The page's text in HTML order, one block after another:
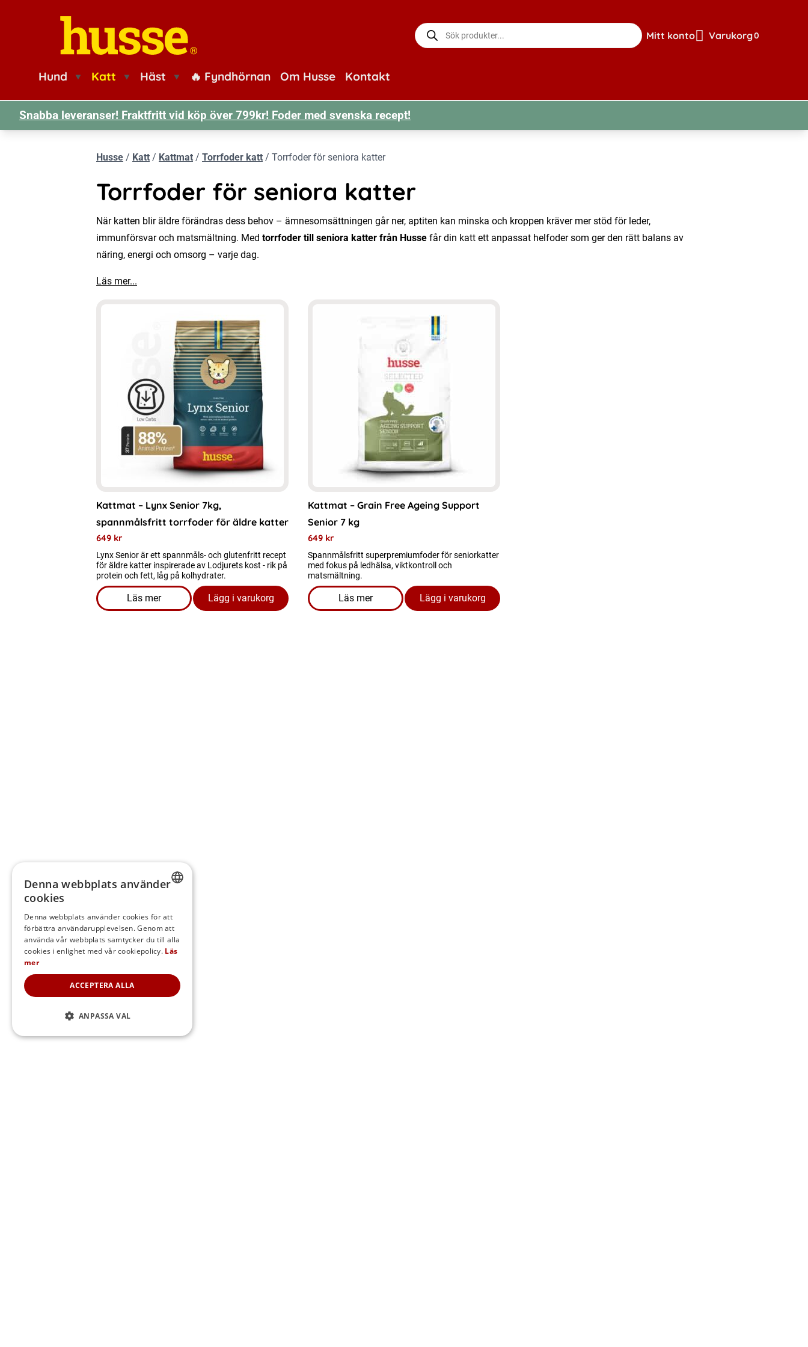
Husse logotyp
Produktsökning
Gå till sidan för mitt konto
Mitt konto
Visa din
Varukorg0
Hund Katt Häst 🔥 Fyndhörnan Om Husse Kontakt
Snabba leveranser! Fraktfritt vid köp över 799kr! Foder med svenska recept!
Husse / Katt / Kattmat / Torrfoder katt / Torrfoder för seniora katter
Torrfoder för seniora katter
När katten blir äldre förändras dess behov – ämnesomsättningen går ner, aptiten kan minska och kroppen kräver mer stöd för leder,
immunförsvar och matsmältning. Med torrfoder till seniora katter från Husse får din katt ett anpassat helfoder som ger den rätt balans av
näring, energi och omsorg – varje dag.
Läs mer...
Kattmat – Lynx Senior 7kg,
spannmålsfritt torrfoder för äldre katter
649 kr
Lynx Senior är ett spannmåls- och glutenfritt recept
för äldre katter inspirerade av Lodjurets kost - rik på
protein och fett, låg på kolhydrater.
Läs mer
om produkten Kattmat - Lynx Senior 7kg, spannmålsfritt torrfoder för äldre katter
Lägg i varukorg
Kattmat – Grain Free Ageing Support
Senior 7 kg
649 kr
Spannmålsfritt superpremiumfoder för seniorkatter
med fokus på ledhälsa, viktkontroll och
matsmältning.
Läs mer
om produkten Kattmat - Grain Free Ageing Support Senior 7 kg
Lägg i varukorg
FINNISH
DANISH
Denna webbplats använder
cookies
Denna webbplats använder cookies för att
förbättra användarupplevelsen. Genom att
använda vår webbplats samtycker du till alla
cookies i enlighet med vår cookiepolicy. Läs
mer
ACCEPTERA ALLA
ANPASSA VAL